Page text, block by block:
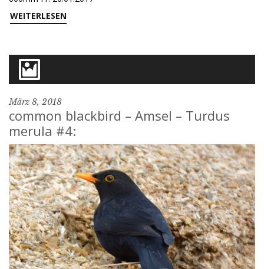
WEITERLESEN
März 8, 2018
common blackbird – Amsel – Turdus
merula #4: